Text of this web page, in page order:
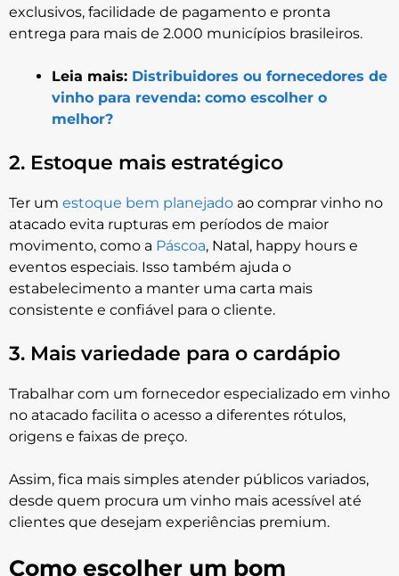
exclusivos, facilidade de pagamento e pronta
entrega para mais de 2.000 municípios brasileiros.
Leia mais: Distribuidores ou fornecedores de
vinho para revenda: como escolher o
melhor?
2. Estoque mais estratégico
Ter um estoque bem planejado ao comprar vinho no
atacado evita rupturas em períodos de maior
movimento, como a Páscoa, Natal, happy hours e
eventos especiais. Isso também ajuda o
estabelecimento a manter uma carta mais
consistente e confiável para o cliente.
3. Mais variedade para o cardápio
Trabalhar com um fornecedor especializado em vinho
no atacado facilita o acesso a diferentes rótulos,
origens e faixas de preço.
Assim, fica mais simples atender públicos variados,
desde quem procura um vinho mais acessível até
clientes que desejam experiências premium.
Como escolher um bom